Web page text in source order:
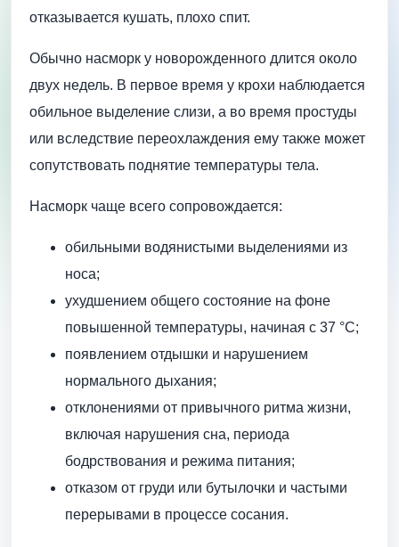
отказывается кушать, плохо спит.
Обычно насморк у новорожденного длится около
двух недель. В первое время у крохи наблюдается
обильное выделение слизи, а во время простуды
или вследствие переохлаждения ему также может
сопутствовать поднятие температуры тела.
Насморк чаще всего сопровождается:
обильными водянистыми выделениями из
носа;
ухудшением общего состояние на фоне
повышенной температуры, начиная с 37 °С;
появлением отдышки и нарушением
нормального дыхания;
отклонениями от привычного ритма жизни,
включая нарушения сна, периода
бодрствования и режима питания;
отказом от груди или бутылочки и частыми
перерывами в процессе сосания.